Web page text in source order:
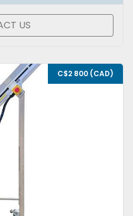
US
C$2 800 (CAD)